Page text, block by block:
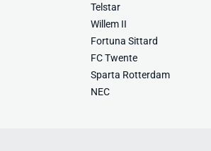
Telstar
Willem II
Fortuna Sittard
FC Twente
Sparta Rotterdam
NEC